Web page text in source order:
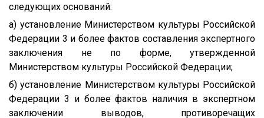
следующих оснований:
а) установление Министерством культуры Российской
Федерации 3 и более фактов составления экспертного
заключения не по форме, утвержденной
Министерством культуры Российской Федерации;
б) установление Министерством культуры Российской
Федерации 3 и более фактов наличия в экспертном
заключении выводов, противоречащих